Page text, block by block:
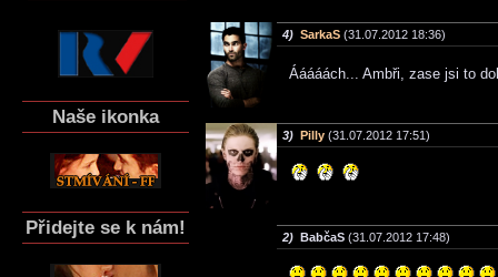
Naše ikonka
Přidejte se k nám!
4) SarkaS (31.07.2012 18:36)
Ááááách... Ambři, zase jsi to
3) Pilly (31.07.2012 17:51)
2) BabčaS (31.07.2012 17:48)